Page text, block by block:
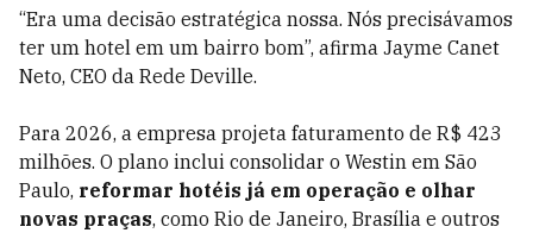
“Era uma decisão estratégica nossa. Nós precisávamos
ter um hotel em um bairro bom”, afirma Jayme Canet
Neto, CEO da Rede Deville.
Para 2026, a empresa projeta faturamento de R$ 423
milhões. O plano inclui consolidar o Westin em São
Paulo, reformar hotéis já em operação e olhar
novas praças, como Rio de Janeiro, Brasília e outros